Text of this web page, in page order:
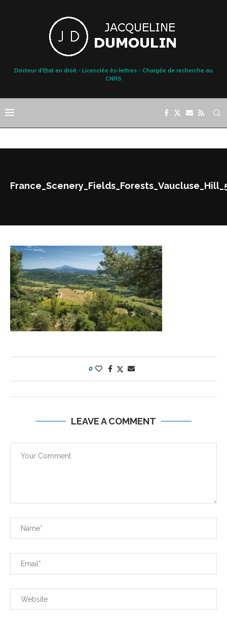
Docteur d'Etat en droit - Licenciée ès-lettres - Chargée de recherche au
CNRS
0
LEAVE A COMMENT